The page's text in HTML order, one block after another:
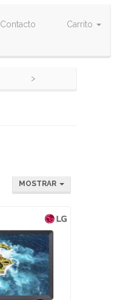
Contacto Carrito
MOSTRAR